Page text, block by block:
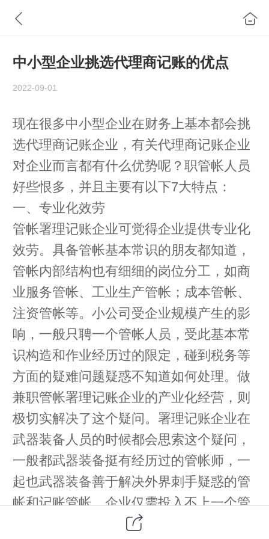
中小型企业挑选代理商记账的优点
2022-09-01
现在很多中小型企业在财务上基本都会挑
选代理商记账企业，有关代理商记账企业
对企业而言都有什么优势呢？职管帐人员
好些恨多，并且主要有以下7大特点：
一、专业化效劳
管帐署理记账企业可觉得企业提供专业化
效劳。具备管帐基本常识的朋友都知道，
管帐内部结构也有细细的岗位分工，如商
业服务管帐、工业生产管帐；成本管帐、
注资管帐等。小公司受企业规模产生的影
响，一般只聘一个管帐人员，受此基本常
识构造和作业经历过的限定，碰到税务等
方面的疑难问题疑惑不知道如何处理。做
兼职管帐署理记账企业的产业化经营，则
极切实解决了这个疑问。署理记账企业在
武器装备人员的时候都会思索这个疑问，
一般都武器装备挺有经历过的管帐师，一
起也武器装备善于解决外界刺手疑惑的管
帐和记账管帐。企业仅需投入不上一个管
帐人员的本钱，就能享受好几个管帐人员